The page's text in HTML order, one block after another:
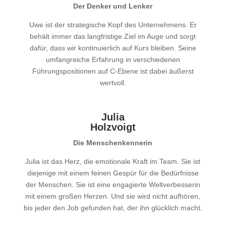
Der Denker und Lenker
Uwe ist der strategische Kopf des Unternehmens. Er
behält immer das langfristige Ziel im Auge und sorgt
dafür, dass wir kontinuierlich auf Kurs bleiben. Seine
umfangreiche Erfahrung in verschiedenen
Führungspositionen auf C-Ebene ist dabei äußerst
wertvoll.
Julia
Holzvoigt
Die Menschenkennerin
Julia ist das Herz, die emotionale Kraft im Team. Sie ist
diejenige mit einem feinen Gespür für die Bedürfnisse
der Menschen. Sie ist eine engagierte Weltverbesserin
mit einem großen Herzen. Und sie wird nicht aufhören,
bis jeder den Job gefunden hat, der ihn glücklich macht.